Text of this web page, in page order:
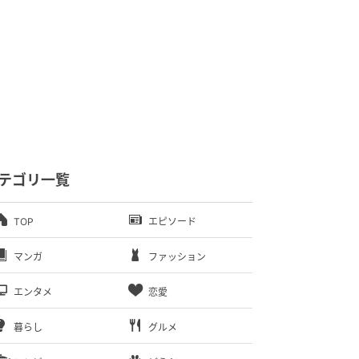
ゴリ一覧
TOP エピソード
マンガ ファッション
エンタメ 恋愛
暮らし グルメ